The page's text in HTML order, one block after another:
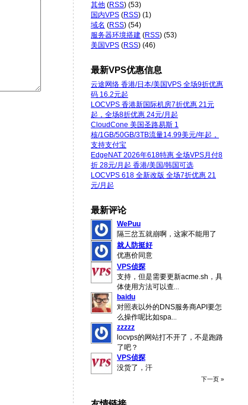
其他 (RSS) (53)
国内VPS (RSS) (1)
域名 (RSS) (54)
服务器环境搭建 (RSS) (53)
美国VPS (RSS) (46)
最新VPS优惠信息
云途网络 香港/日本/美国VPS 全场9折优惠
码 16.2元起
LOCVPS 香港新国际机房7折优惠 21元
起，全场8折优惠 24元/月起
CloudCone 美国圣路易斯 1
核/1GB/50GB/3TB流量14.99美元/年起，
支持支付宝
EdgeNAT 2026年618特惠 全场VPS月付8
折 28元/月起 香港/美国/韩国可选
LOCVPS 618 全新改版 全场7折优惠 21
元/月起
最新评论
WePuu
隔三岔五就崩啊，这家不能用了
就人防挺好
优惠价同意
VPS侦探
支持，但是需要更新acme.sh，具
体使用方法可以查
baidu
对照表以外的DNS服务商API要怎
么操作呢比如spa
zzzzz
locvps的网站打不开了，不是跑路
了吧？
VPS侦探
没货了，汗
下一页 »